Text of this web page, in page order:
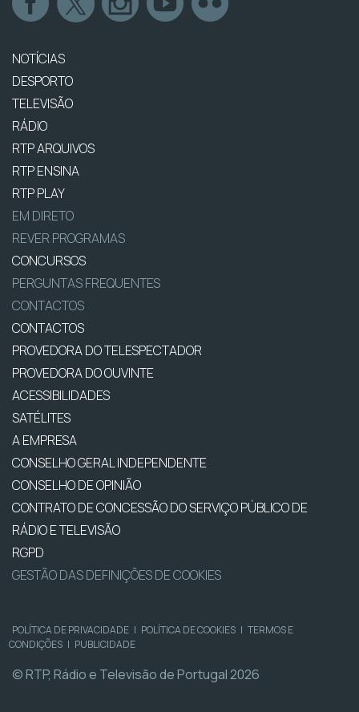
NOTÍCIAS
DESPORTO
TELEVISÃO
RÁDIO
RTP ARQUIVOS
RTP ENSINA
RTP PLAY
EM DIRETO
REVER PROGRAMAS
CONCURSOS
PERGUNTAS FREQUENTES
CONTACTOS
CONTACTOS
PROVEDORA DO TELESPECTADOR
PROVEDORA DO OUVINTE
ACESSIBILIDADES
SATÉLITES
A EMPRESA
CONSELHO GERAL INDEPENDENTE
CONSELHO DE OPINIÃO
CONTRATO DE CONCESSÃO DO SERVIÇO PÚBLICO DE
RÁDIO E TELEVISÃO
RGPD
GESTÃO DAS DEFINIÇÕES DE COOKIES
POLÍTICA DE PRIVACIDADE | POLÍTICA DE COOKIES | TERMOS E
CONDIÇÕES | PUBLICIDADE
© RTP, Rádio e Televisão de Portugal 2026